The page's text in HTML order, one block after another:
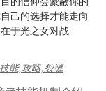
己的选择才能走向
于光之女对战
能,攻略,裂缝